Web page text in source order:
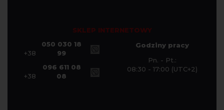
SKLEP INTERNETOWY
+38
050 030 18
99
+38
096 611 08
08
Godziny pracy
Pn. - Pt.:
08:30 - 17:00 (UTC+2)